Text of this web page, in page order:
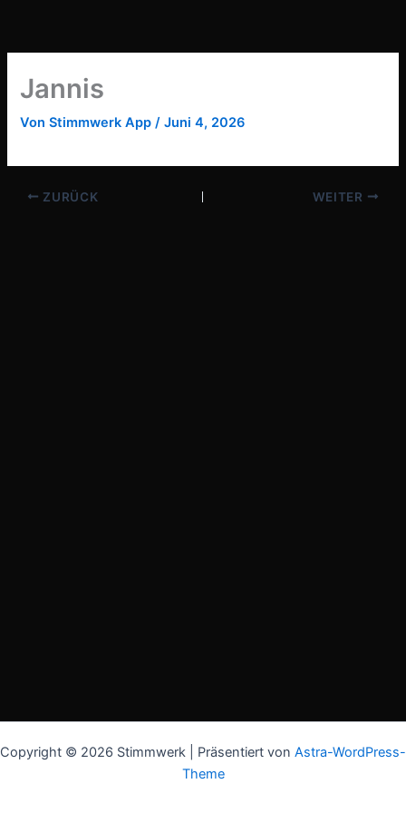
springen
Jannis
VonStimmwerk App/Juni 4, 2026
ZURÜCK WEITER
Copyright © 2026 Stimmwerk | Präsentiert von Astra-WordPress-
Theme